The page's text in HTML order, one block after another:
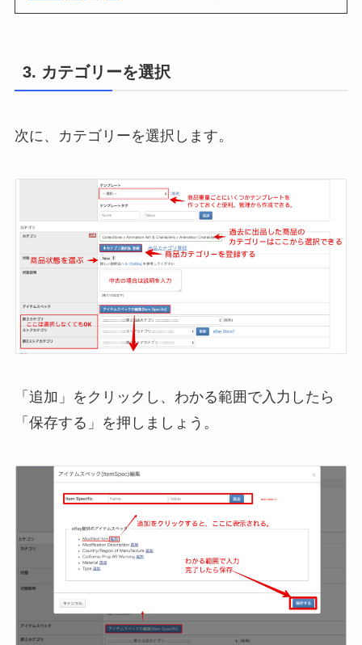
3. カテゴリーを選択
次に、カテゴリーを選択します。
「追加」をクリックし、わかる範囲で入力したら
「保存する」を押しましょう。